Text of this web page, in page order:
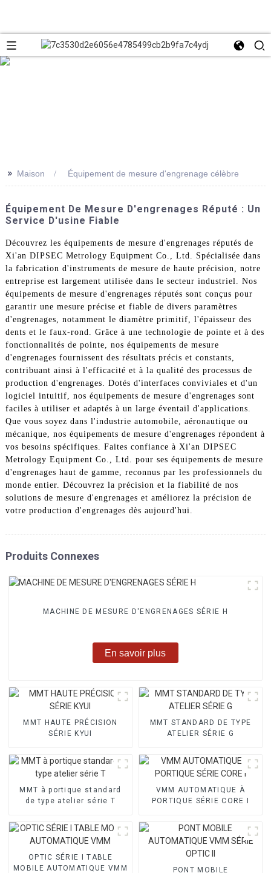
>> Maison Équipement de mesure d'engrenage célèbre
Équipement De Mesure D'engrenages Réputé : Un
Service D'usine Fiable
Découvrez les équipements de mesure d'engrenages réputés de
Xi'an DIPSEC Metrology Equipment Co., Ltd. Spécialisée dans
la fabrication d'instruments de mesure de haute précision, notre
entreprise est largement utilisée dans le secteur industriel. Nos
équipements de mesure d'engrenages réputés sont conçus pour
garantir une mesure précise et fiable de divers paramètres
d'engrenages, notamment le diamètre primitif, l'épaisseur des
dents et le faux-rond. Grâce à une technologie de pointe et à des
fonctionnalités de pointe, nos équipements de mesure
d'engrenages fournissent des résultats précis et constants,
contribuant ainsi à l'efficacité et à la qualité des processus de
production d'engrenages. Dotés d'interfaces conviviales et d'un
logiciel intuitif, nos équipements de mesure d'engrenages sont
faciles à utiliser et adaptés à un large éventail d'applications.
Que vous soyez dans l'industrie automobile, aéronautique ou
mécanique, nos équipements de mesure d'engrenages répondent à
vos besoins spécifiques. Faites confiance à Xi'an DIPSEC
Metrology Equipment Co., Ltd. pour ses équipements de mesure
d'engrenages haut de gamme, reconnus par les professionnels du
monde entier. Découvrez la précision et la fiabilité de nos
solutions de mesure d'engrenages et améliorez la précision de
votre production d'engrenages dès aujourd'hui.
Produits Connexes
MACHINE DE MESURE D'ENGRENAGES SÉRIE H
En savoir plus
MMT HAUTE PRÉCISION
SÉRIE KYUI
MMT STANDARD DE TYPE
ATELIER SÉRIE G
MMT à portique standard
de type atelier série T
VMM AUTOMATIQUE À
PORTIQUE SÉRIE CORE I
OPTIC SÉRIE I TABLE
MOBILE AUTOMATIQUE VMM
PONT MOBILE